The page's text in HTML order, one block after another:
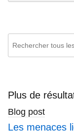
search
blogs
Plus de
Blog post
Les menaces